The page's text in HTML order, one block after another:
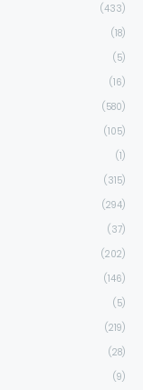
(433)
(18)
(5)
(16)
(580)
(105)
(1)
(315)
(294)
(37)
(202)
(146)
(5)
(219)
(28)
(9)